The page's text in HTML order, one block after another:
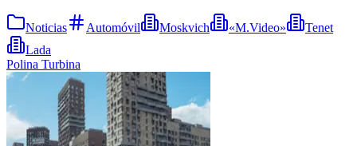
Noticias Automóvil Moskvich «M.Video»
Tenet
Lada
Polina Turbina